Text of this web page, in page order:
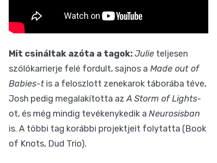
Mit csináltak azóta a tagok:Julie teljesen
szólókarrierje felé fordult, sajnos a Made out of
Babies-t is a feloszlott zenekarok táborába téve,
Josh pedig megalakította azA Storm of Lights-
ot, és még mindig tevékenykedik a Neurosisban
is. A többi tag korábbi projektjeit folytatta (Book
of Knots, Dud Trio).